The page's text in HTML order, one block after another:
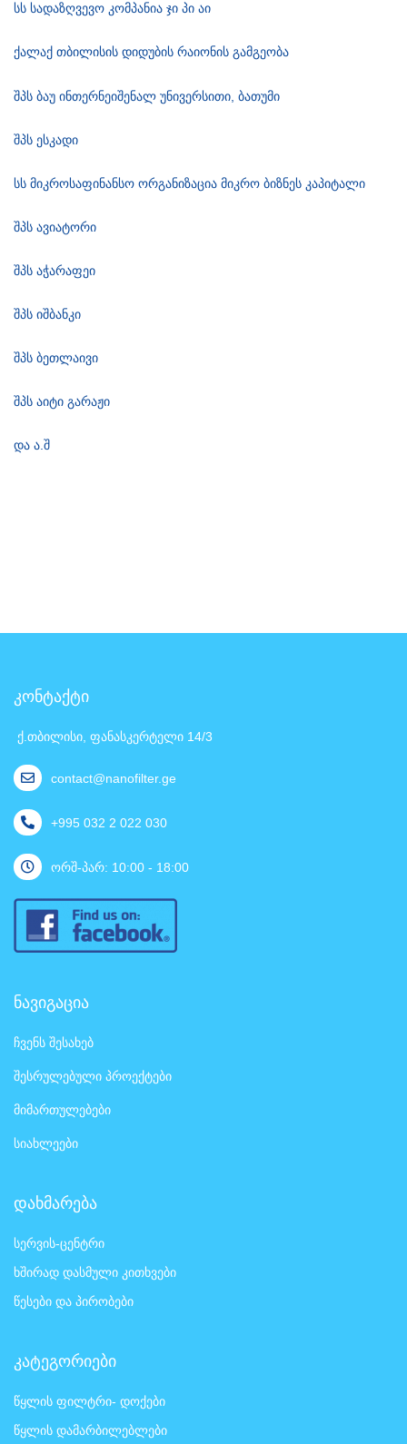
სს სადაზღვევო კომპანია ჯი პი აი
ქალაქ თბილისის დიდუბის რაიონის გამგეობა
შპს ბაუ ინთერნეიშენალ უნივერსითი, ბათუმი
შპს ესკადი
სს მიკროსაფინანსო ორგანიზაცია მიკრო ბიზნეს კაპიტალი
შპს ავიატორი
შპს აჭარაფეი
შპს იშბანკი
შპს ბეთლაივი
შპს აიტი გარაჟი
და ა.შ
კონტაქტი
ქ.თბილისი, ფანასკერტელი 14/3
contact@nanofilter.ge
+995 032 2 022 030
ორშ-პარ: 10:00 - 18:00
ნავიგაცია
ჩვენს შესახებ
შესრულებული პროექტები
მიმართულებები
სიახლეები
დახმარება
სერვის-ცენტრი
ხშირად დასმული კითხვები
წესები და პირობები
კატეგორიები
წყლის ფილტრი- დოქები
წყლის დამარბილებლები